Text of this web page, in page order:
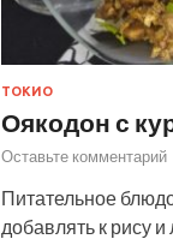
ТОКИО
Оякодон с
Оставьте комментарий
Питательное
добавлять к рису